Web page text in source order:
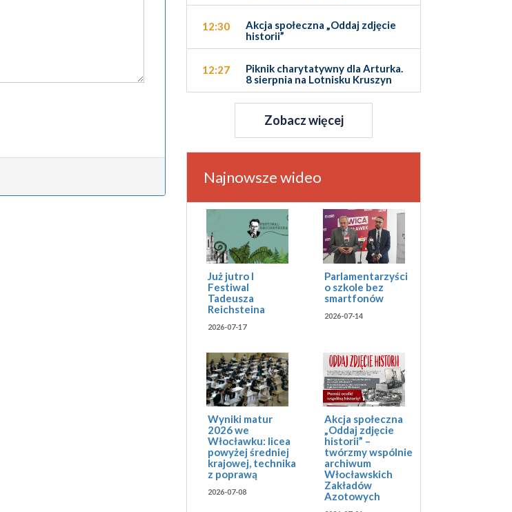
12:30
Akcja społeczna „Oddaj zdjęcie
historii”
12:27
Piknik charytatywny dla Arturka.
8 sierpnia na Lotnisku Kruszyn
Zobacz więcej
Najnowsze wideo
Już jutro I
Festiwal
Tadeusza
Reichsteina
2026-07-17
Parlamentarzyści
o szkole bez
smartfonów
2026-07-14
Wyniki matur
2026 we
Włocławku: licea
powyżej średniej
krajowej, technika
z poprawą
2026-07-08
Akcja społeczna
„Oddaj zdjęcie
historii” –
twórzmy wspólnie
archiwum
Włocławskich
Zakładów
Azotowych